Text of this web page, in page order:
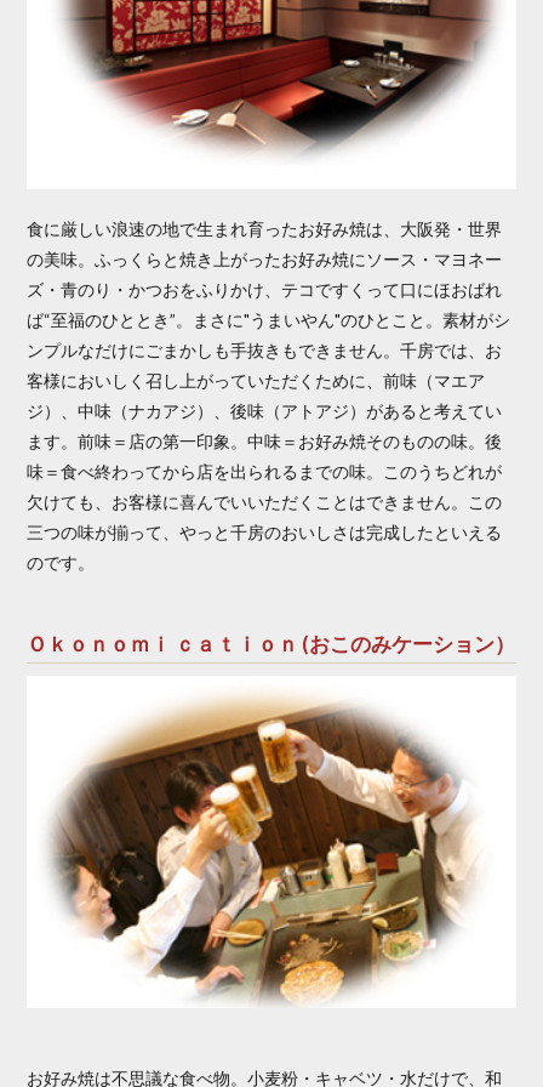
食に厳しい浪速の地で生まれ育ったお好み焼は、大阪発・世界
の美味。ふっくらと焼き上がったお好み焼にソース・マヨネー
ズ・青のり・かつおをふりかけ、テコですくって口にほおばれ
ば“至福のひととき”。まさに"うまいやん"のひとこと。素材がシ
ンプルなだけにごまかしも手抜きもできません。千房では、お
客様においしく召し上がっていただくために、前味（マエア
ジ）、中味（ナカアジ）、後味（アトアジ）があると考えてい
ます。前味＝店の第一印象。中味＝お好み焼そのものの味。後
味＝食べ終わってから店を出られるまでの味。このうちどれが
欠けても、お客様に喜んでいいただくことはできません。この
三つの味が揃って、やっと千房のおいしさは完成したといえる
のです。
Ｏｋｏｎｏｍｉ ｃａｔｉｏｎ (おこのみケーション）
お好み焼は不思議な食べ物。小麦粉・キャベツ・水だけで、和